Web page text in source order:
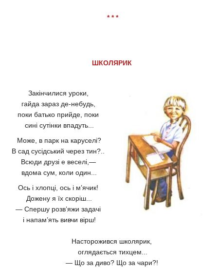
* * *
ШКОЛЯРИК
Закінчилися уроки,
гайда зараз де-небудь,
поки батько прийде, поки
сині сутінки впадуть...
Може, в парк на каруселі?
В сад сусідський через тин?..
Всюди друзі е веселі,—
вдома сум, коли один...
Ось і хлопці, ось і м’ячик!
Дожену я їх скоріш...
— Спершу розв’яжи задачі
і напам’ять вивчи вірш!
Насторожився школярик,
оглядається тихцем...
— Що за диво? Що за чари?!